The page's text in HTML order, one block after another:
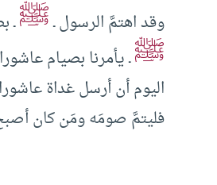
وقد اهتمَّ الرسول ـﷺـ
ﷺـ يأمرنا بصيام
اليوم أن أرسل غداة
فليتمَّ صومَه ومَن كان